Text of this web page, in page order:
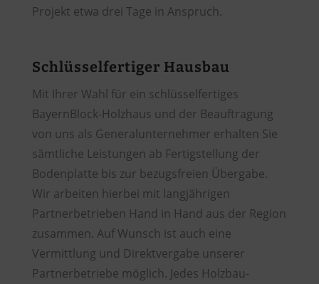
Projekt etwa drei Tage in Anspruch.
Schlüsselfertiger Hausbau
Mit Ihrer Wahl für ein schlüsselfertiges
BayernBlock-Holzhaus und der Beauftragung
von uns als Generalunternehmer erhalten Sie
sämtliche Leistungen ab Fertigstellung der
Bodenplatte bis zur bezugsfreien Übergabe.
Wir arbeiten hierbei mit langjährigen
Partnerbetrieben Hand in Hand aus der Region
zusammen. Auf Wunsch ist auch eine
Vermittlung und Direktvergabe unserer
Partnerbetriebe möglich. Jedes Holzbau-